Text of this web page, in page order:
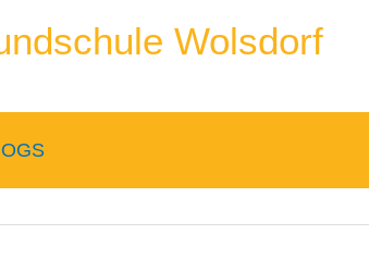
Wolsdorf
OGS